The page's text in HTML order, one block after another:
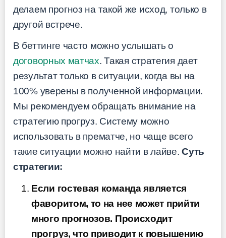
делаем прогноз на такой же исход, только в
другой встрече.
В беттинге часто можно услышать о
договорных матчах. Такая стратегия дает
результат только в ситуации, когда вы на
100% уверены в полученной информации.
Мы рекомендуем обращать внимание на
стратегию прогруз. Систему можно
использовать в прематче, но чаще всего
такие ситуации можно найти в лайве.Суть
стратегии:
Если гостевая команда является
фаворитом, то на нее может прийти
много прогнозов. Происходит
прогруз, что приводит к повышению